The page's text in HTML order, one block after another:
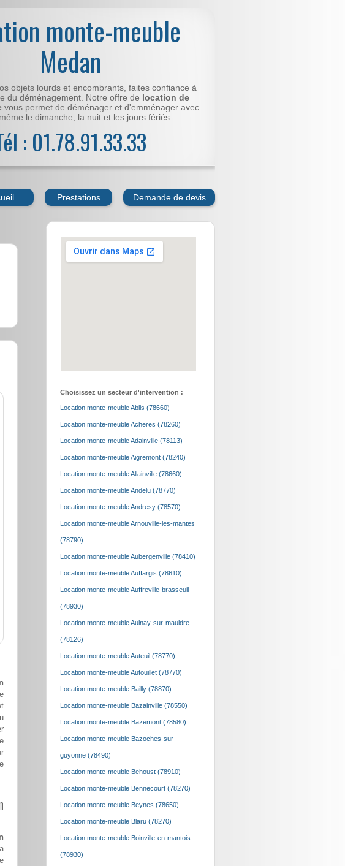
monte-meuble
Medan
objets lourds et encombrants, faites confiance à
du déménagement. Notre offre de location de
vous permet de déménager et d'emménager avec
le dimanche, la nuit et les jours fériés.
: 01.78.91.33.33
Prestations Demande de devis
Choisissez un secteur d'intervention :
Location monte-meuble Ablis (78660)
Location monte-meuble Acheres (78260)
Location monte-meuble Adainville (78113)
Location monte-meuble Aigremont (78240)
Location monte-meuble Allainville (78660)
Location monte-meuble Andelu (78770)
Location monte-meuble Andresy (78570)
Location monte-meuble Arnouville-les-mantes
(78790)
Location monte-meuble Aubergenville (78410)
Location monte-meuble Auffargis (78610)
Location monte-meuble Auffreville-brasseuil
(78930)
Location monte-meuble Aulnay-sur-mauldre
(78126)
Location monte-meuble Auteuil (78770)
Location monte-meuble Autouillet (78770)
Location monte-meuble Bailly (78870)
Location monte-meuble Bazainville (78550)
Location monte-meuble Bazemont (78580)
Location monte-meuble Bazoches-sur-
guyonne (78490)
Location monte-meuble Behoust (78910)
Location monte-meuble Bennecourt (78270)
Location monte-meuble Beynes (78650)
Location monte-meuble Blaru (78270)
Location monte-meuble Boinville-en-mantois
(78930)